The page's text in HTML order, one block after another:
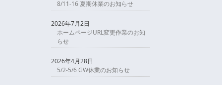
8/11-16 夏期休業のお知らせ
2026年7月2日
ホームページURL変更作業のお知
らせ
2026年4月28日
5/2-5/6 GW休業のお知らせ